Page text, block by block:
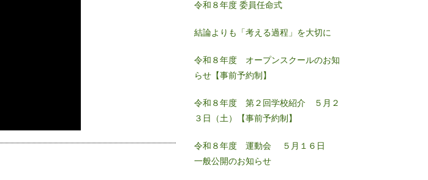
令和８年度 委員任命式
結論よりも「考える過程」を大切に
令和８年度 オープンスクールのお知
らせ【事前予約制】
令和８年度 第２回学校紹介 ５月２
３日（土）【事前予約制】
令和８年度 運動会 ５月１６日
一般公開のお知らせ